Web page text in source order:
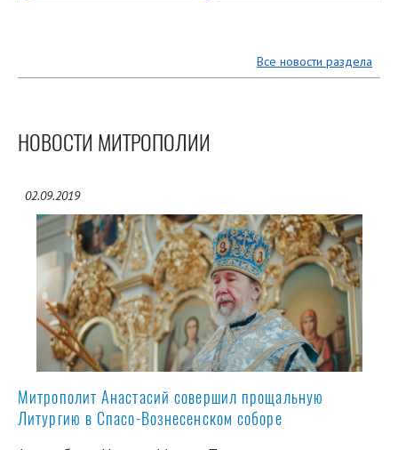
Все новости раздела
НОВОСТИ МИТРОПОЛИИ
02.09.2019
Митрополит Анастасий совершил прощальную
Литургию в Спасо-Вознесенском соборе